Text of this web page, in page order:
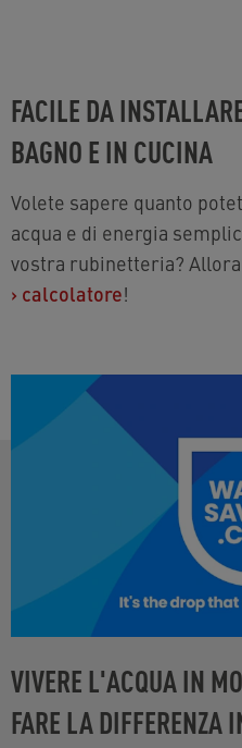
FACILE DA
BAGNO E IN CUCINA
Volete sapere quanto
acqua e di energia
vostra rubinetteria?
› calcolatore!
VIVERE L'ACQUA IN
FARE LA DIFFERENZA